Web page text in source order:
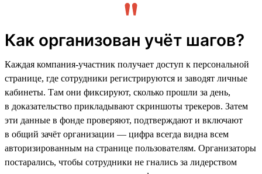
Как организован учёт шагов?
Каждая компания-участник получает доступ к персональной
странице, где сотрудники регистрируются и заводят личные
кабинеты. Там они фиксируют, сколько прошли за день,
в доказательство прикладывают скриншоты трекеров. Затем
эти данные в фонде проверяют, подтверждают и включают
в общий зачёт организации — цифра всегда видна всем
авторизированным на странице пользователям. Организаторы
постарались, чтобы сотрудники не гнались за лидерством